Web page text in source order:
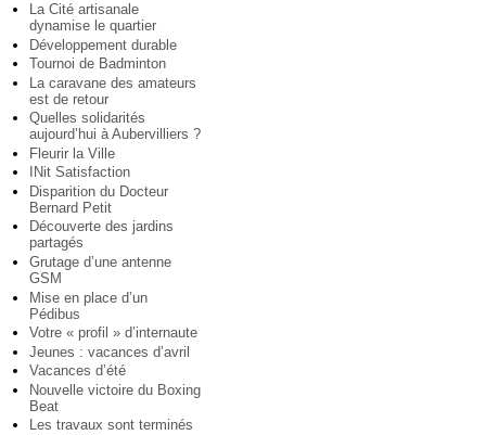
La Cité artisanale
dynamise le quartier
Développement durable
Tournoi de Badminton
La caravane des amateurs
est de retour
Quelles solidarités
aujourd’hui à Aubervilliers ?
Fleurir la Ville
INit Satisfaction
Disparition du Docteur
Bernard Petit
Découverte des jardins
partagés
Grutage d’une antenne
GSM
Mise en place d’un
Pédibus
Votre « profil » d’internaute
Jeunes : vacances d’avril
Vacances d’été
Nouvelle victoire du Boxing
Beat
Les travaux sont terminés